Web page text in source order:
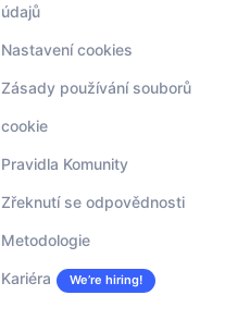
údajů
Nastavení cookies
Zásady používání souborů
cookie
Pravidla Komunity
Zřeknutí se odpovědnosti
Metodologie
Kariéra We’re hiring!